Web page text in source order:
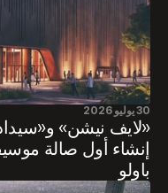
30 يوليو 2026
«لايف نيشن»
إنشاء أول صالة
باولو